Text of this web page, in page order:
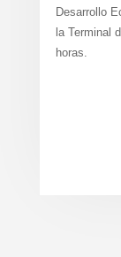
Desarrollo
la Terminal
horas.